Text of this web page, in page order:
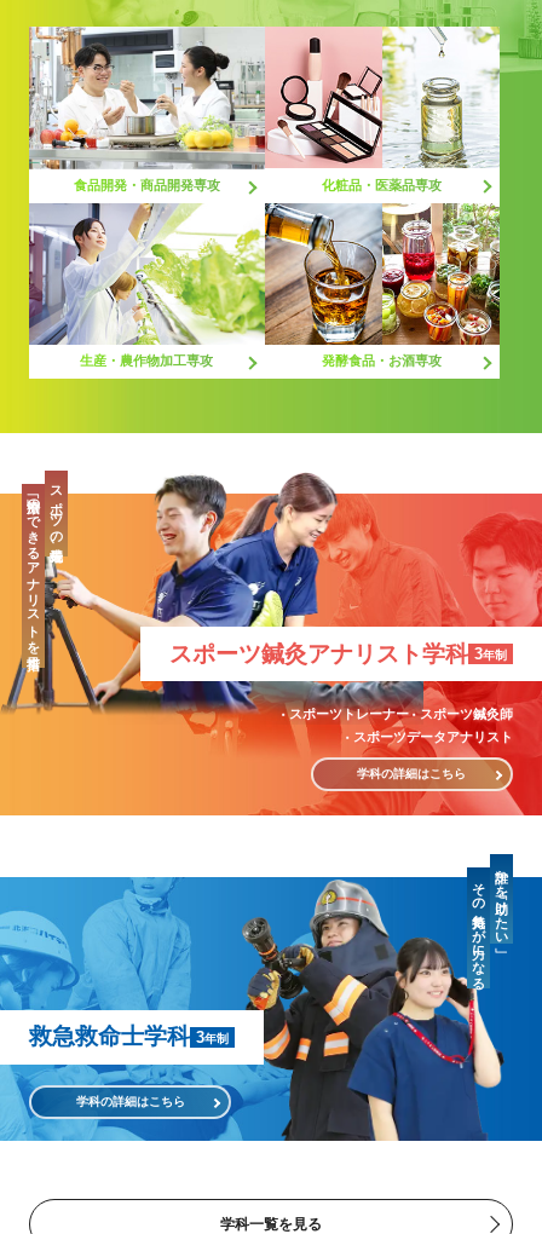
食品開発・商品開発専攻 化粧品・医薬品専攻
生産・農作物加工専攻 発酵食品・お酒専攻
スポーツ鍼灸アナリスト学科 3年制
スポーツトレーナー
スポーツ鍼灸師
スポーツデータアナリスト
学科の詳細はこちら
スポーツの最先端、
「治療」のできるアナリストを目指す
救急救命士学科 3年制
学科の詳細はこちら
誰かを「助けたい」
その気持ちが力になる
学科一覧を見る